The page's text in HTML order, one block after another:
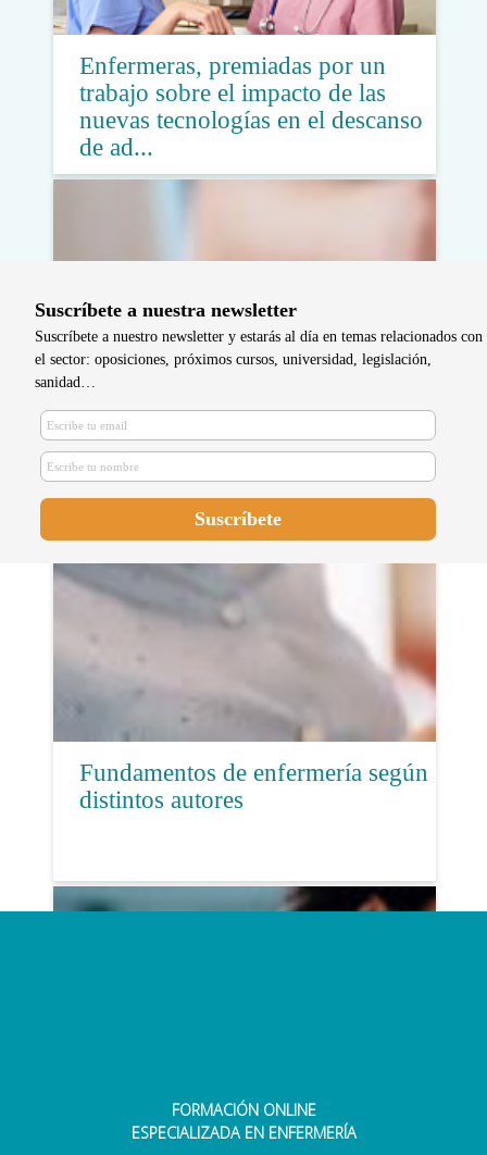
Enfermeras, premiadas por un
trabajo sobre el impacto de las
nuevas tecnologías en el descanso
de ad...
La relevancia de la investigación
en enfermería
Fundamentos de enfermería según
distintos autores
La importancia de la formación en
Suscríbete a nuestra newsletter
Suscríbete a nuestro newsletter y estarás al día en temas relacionados con
el sector: oposiciones, próximos cursos, universidad, legislación,
sanidad…
FORMACIÓN ONLINE
ESPECIALIZADA EN ENFERMERÍA